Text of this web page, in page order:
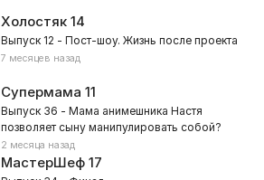
Холостяк14
Выпуск 12 - Пост-шоу. Жизнь после проекта
7 месяцев назад
Супермама 11
Выпуск 36 - Мама анимешника Настя
позволяет сыну манипулировать собой?
2 месяца назад
МастерШеф17